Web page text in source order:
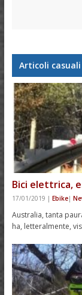
Articoli casuali
Bici elettrica,
17/01/2019 | Ebike|
Australia, tanta
ha, letteralmente,